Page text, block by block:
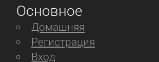
Основное
Домашняя
Регистрация
Вход